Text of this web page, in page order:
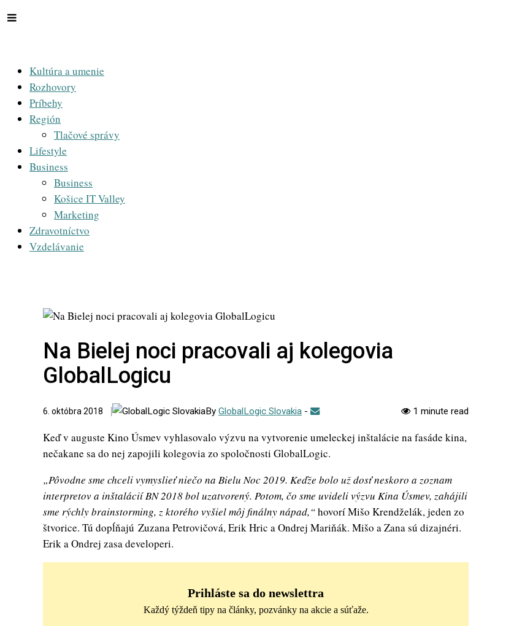
Kultúra a umenie
Rozhovory
Príbehy
Región
Tlačové správy
Lifestyle
Business
Business
Košice IT Valley
Marketing
Zdravotníctvo
Vzdelávanie
Na Bielej noci pracovali aj kolegovia
GlobalLogicu
6. októbra 2018 By GlobalLogic Slovakia - 1 minute read
Keď v auguste Kino Úsmev vyhlasovalo výzvu na vytvorenie umeleckej inštalácie na fasáde kina,
nečakane sa do nej zapojili kolegovia zo spoločnosti GlobalLogic.
„Pôvodne sme chceli vymyslieť niečo na Bielu Noc 2019. Keďže bolo už dosť neskoro a zoznam
interpretov a inštalácií BN 2018 bol uzatvorený. Potom, čo sme uvideli výzvu Kina Úsmev, zahájili
sme rýchly brainstorming, z ktorého vyšiel môj finálny nápad,“hovorí Mišo Krendželák, jeden zo
štvorice. Tú dopĺňajú Zuzana Petrovičová, Erik Hric a Ondrej Mariňák. Mišo a Zana sú dizajnéri.
Erik a Ondrej zasa developeri.
Prihláste sa do newslettra
Každý týždeň tipy na články, pozvánky na akcie a súťaže.